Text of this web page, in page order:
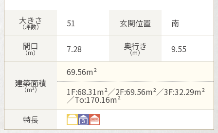
スムストック検索
分譲マンション検索
[MISAWA RELAY]
医療・介護・子育て・障がい福祉施設
これから土地活用・賃貸経営をご検討の方
土地活用の基礎から長期安定経営を目指すオーナー様まで、賃貸経
営に役立つ多彩な情報を幅広くお届けします。
ホームラウンジ 土地活用・賃貸経営
リフォーム営業所
これからリフォームをご検討の方
実例動画や基礎知識、収納の工夫など、理想の住まいを叶えるリフ
ォームの具体策とアイデアを豊富にご用意しています。
ホームラウンジ リフォーム
事業用地・事業用建物
分譲用地
すべてのフィールドに新しい価値をデザインし、持続可能な未来志
向のまちづくりを実現していきます。
ご相談窓口
お客様センター
ミサワホームオーナーさま・リフォーム工事ご契約者さまとミサワ
ホームを結ぶコミュニケーションサイト。お得・便利・安心なコン
テンツや、ミサワホームからの大切なお知らせなど配信していま
IR情報
SDGs
環境活動
採用情報
新卒者採用
大きさ
（坪数） 51 玄関位置
南
間口
（m） 7.28 奥行き
（m） 9.55
建築面積
（m²）
69.56m²
1F:68.31m²／2F:69.56m²／3F:32.29m²
／To:170.16m²
特長